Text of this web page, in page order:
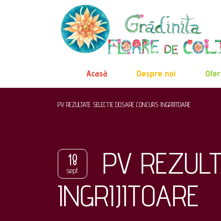
Acasă Despre noi
PV REZULTATE SELECTIE DOSARE CONCURS INGRIJITOARE
18
sept.
PV
INGRIJITOARE